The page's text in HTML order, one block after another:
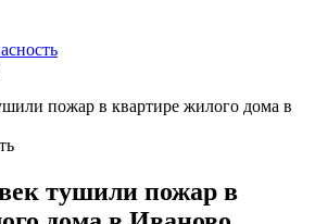
тушили пожар в